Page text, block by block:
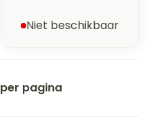
Niet beschikbaar
per pagina